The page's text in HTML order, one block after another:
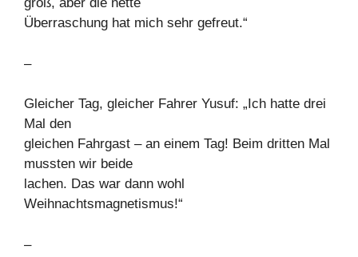
Überraschung hat mich sehr gefreut.“
–
Gleicher Tag, gleicher Fahrer Yusuf: „Ich hatte drei
Mal den
gleichen Fahrgast – an einem Tag! Beim dritten Mal
mussten wir beide
lachen. Das war dann wohl
Weihnachtsmagnetismus!“
–